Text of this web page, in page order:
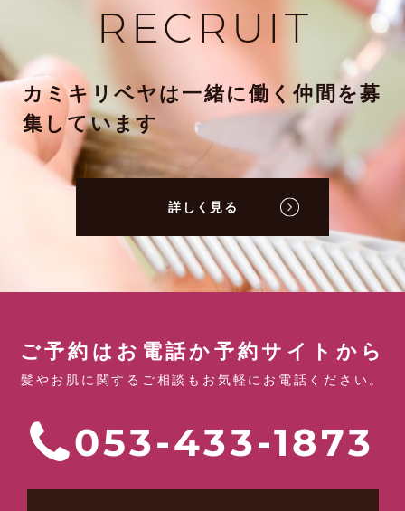
RECRUIT
カミキリベヤは一緒に働く仲間を募
集しています
詳しく見る
ご予約はお電話か予約サイトから
髪やお肌に関するご相談もお気軽にお電話ください。
053-433-1873